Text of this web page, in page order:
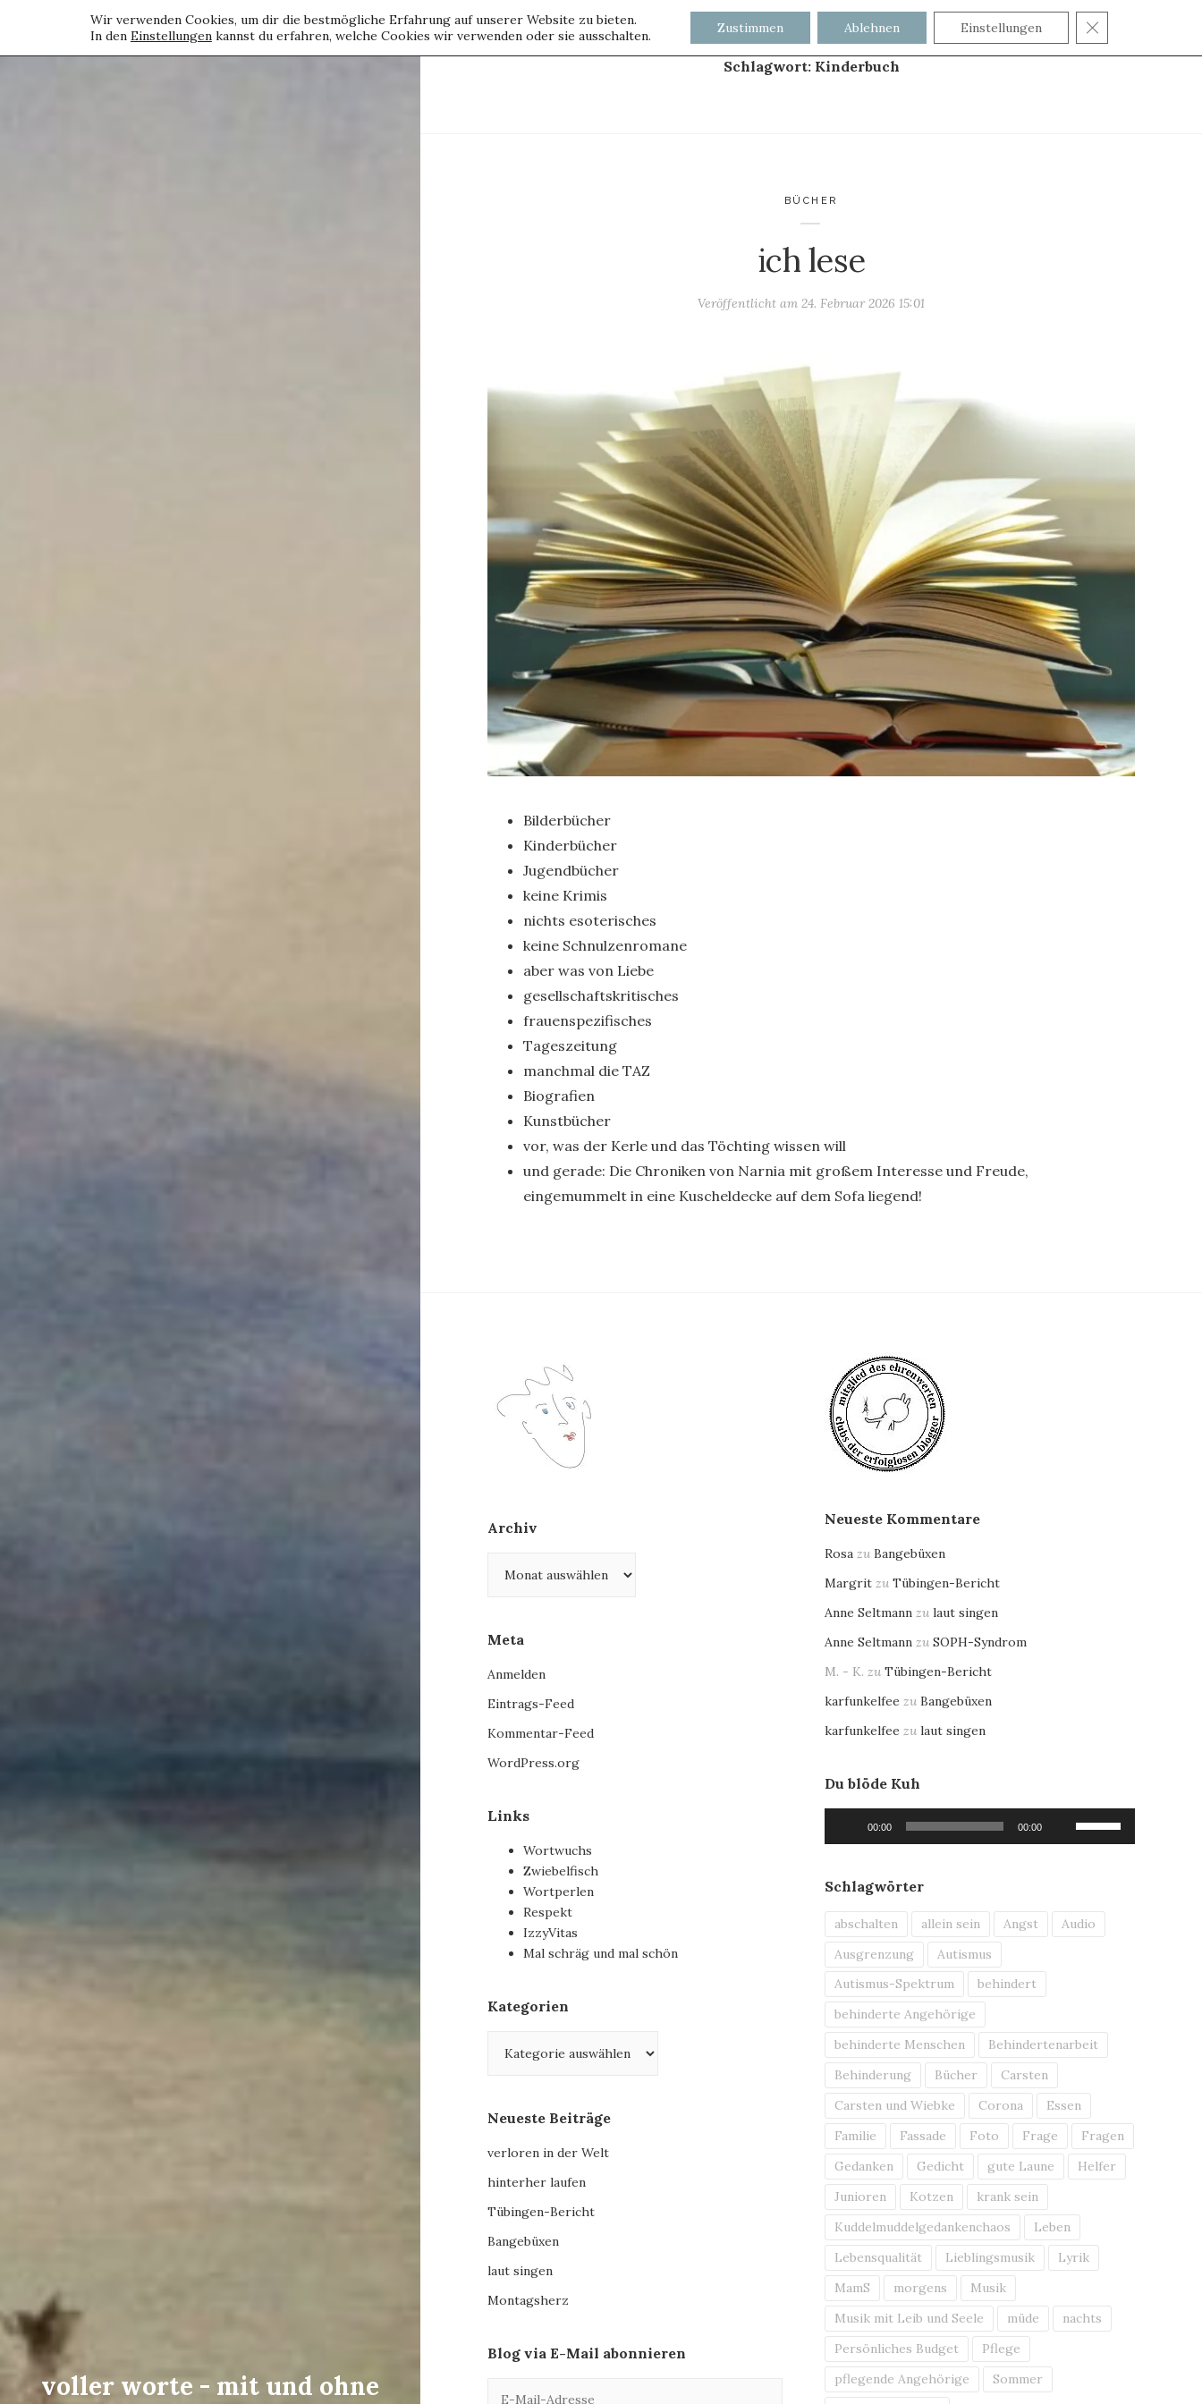
voller worte - mit und ohne
Schlagwort: Kinderbuch
BÜCHER
ich lese
Veröffentlicht am24. Februar 2026 15:01
Bilderbücher
Kinderbücher
Jugendbücher
keine Krimis
nichts esoterisches
keine Schnulzenromane
aber was von Liebe
gesellschaftskritisches
frauenspezifisches
Tageszeitung
manchmal die TAZ
Biografien
Kunstbücher
vor, was der Kerle und das Töchting wissen will
und gerade: Die Chroniken von Narnia mit großem Interesse und Freude,
eingemummelt in eine Kuscheldecke auf dem Sofa liegend!
Archiv
Meta
Anmelden
Eintrags-Feed
Kommentar-Feed
WordPress.org
Links
Wortwuchs
Zwiebelfisch
Wortperlen
Respekt
IzzyVitas
Mal schräg und mal schön
Kategorien
Neueste Beiträge
verloren in der Welt
hinterher laufen
Tübingen-Bericht
Bangebüxen
laut singen
Montagsherz
Blog via E-Mail abonnieren
Neueste Kommentare
Rosa zuBangebüxen
Margrit zuTübingen-Bericht
Anne Seltmann zulaut singen
Anne Seltmann zuSOPH-Syndrom
M. - K. zuTübingen-Bericht
karfunkelfee zuBangebüxen
karfunkelfee zulaut singen
Du blöde Kuh
00:00 00:00
Lautstärke
zu
Schlagwörter
abschalten allein sein Angst
Audio
Ausgrenzung
Autismus
Autismus-Spektrum
behindert
behinderte Angehörige
behinderte Menschen
Behindertenarbeit
Behinderung
Bücher
Carsten
Carsten und Wiebke
Corona
Essen
Familie
Fassade Foto Frage
Fragen
Gedanken
Gedicht gute Laune
Helfer
Junioren
Kotzen
krank sein
Kuddelmuddelgedankenchaos
Leben
Lebensqualität
Lieblingsmusik
Lyrik
MamS
morgens
Musik
Musik mit Leib und Seele
müde
nachts
Persönliches Budget
Pflege
pflegende Angehörige
Sommer
Wir verwenden Cookies, um dir die bestmögliche Erfahrung auf unserer Website zu bieten.
In den Einstellungenkannst du erfahren, welche Cookies wir verwenden oder sie ausschalten. Zustimmen Ablehnen Einstellungen GDPR